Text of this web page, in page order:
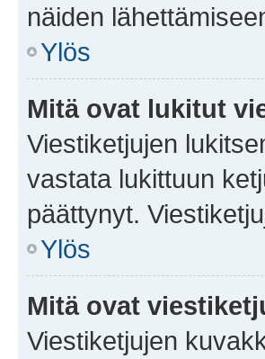
näiden
Ylös
Mitä ovat lukitut
Viestiketjujen
vastata lukittuun
päättynyt.
Ylös
Mitä ovat
Viestiketjujen